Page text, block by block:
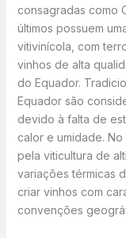
consagradas como
últimos possuem
vitivinícola, com
vinhos de alta
do Equador.
Equador são
devido à falta de
calor e umidade.
pela viticultura de
variações térmicas
criar vinhos com
convenções